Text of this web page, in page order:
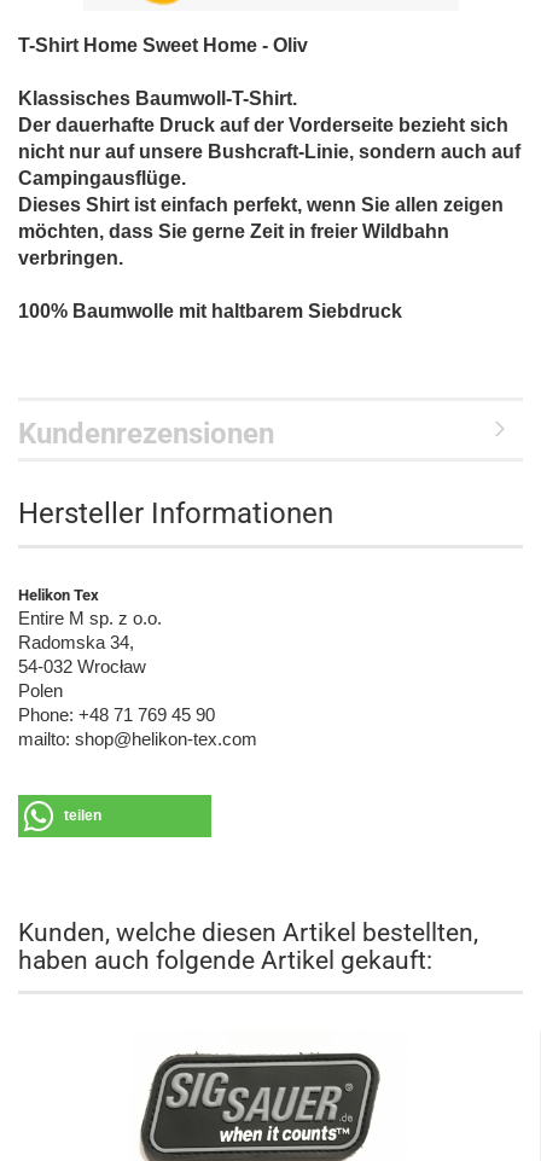
T-Shirt Home Sweet Home - Oliv
Klassisches Baumwoll-T-Shirt.
Der dauerhafte Druck auf der Vorderseite bezieht sich
nicht nur auf unsere Bushcraft-Linie, sondern auch auf
Campingausflüge.
Dieses Shirt ist einfach perfekt, wenn Sie allen zeigen
möchten, dass Sie gerne Zeit in freier Wildbahn
verbringen.
100% Baumwolle mit haltbarem Siebdruck
Kundenrezensionen
Hersteller Informationen
Helikon Tex
Entire M sp. z o.o.
Radomska 34,
54-032 Wrocław
Polen
Phone: +48 71 769 45 90
mailto: shop@helikon-tex.com
teilen
Kunden, welche diesen Artikel bestellten,
haben auch folgende Artikel gekauft: